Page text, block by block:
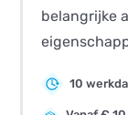
belangrijke
10